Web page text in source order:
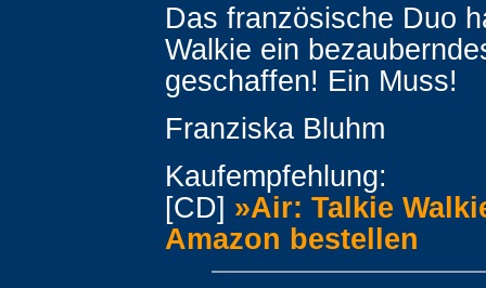
Das französische Duo
Walkie ein
geschaffen! Ein Muss!
Franziska Bluhm
Kaufempfehlung:
[CD] »Air: Talkie
Amazon bestellen